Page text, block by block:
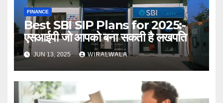
FINANCE
Best SBI SIP Plans for 2025:-
एसआईपी जो आपको बना सकती है लखपति
JUN 13, 2025 WIRALWALA